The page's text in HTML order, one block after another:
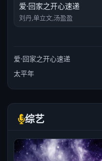
爱·回家之开心速递
刘丹,单立文,汤盈盈
爱·回家之开心速递
太平年
综艺